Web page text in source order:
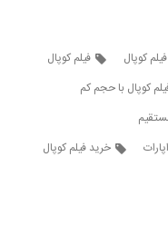
کوپال
فیلم کوپال
کوپال با حجم کم
خرید فیلم کوپال